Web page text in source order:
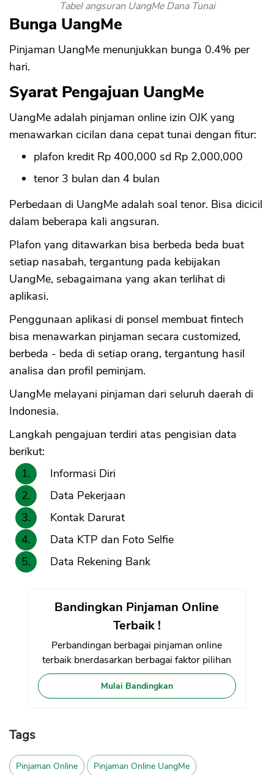
Tabel angsuran UangMe Dana Tunai
Bunga UangMe
Pinjaman UangMe menunjukkan bunga 0.4% per
hari.
Syarat Pengajuan UangMe
UangMe adalah pinjaman online izin OJK yang
menawarkan cicilan dana cepat tunai dengan fitur:
plafon kredit Rp 400,000 sd Rp 2,000,000
tenor 3 bulan dan 4 bulan
Perbedaan di UangMe adalah soal tenor. Bisa dicicil
dalam beberapa kali angsuran.
Plafon yang ditawarkan bisa berbeda beda buat
setiap nasabah, tergantung pada kebijakan
UangMe, sebagaimana yang akan terlihat di
aplikasi.
Penggunaan aplikasi di ponsel membuat fintech
bisa menawarkan pinjaman secara customized,
berbeda - beda di setiap orang, tergantung hasil
analisa dan profil peminjam.
UangMe melayani pinjaman dari seluruh daerah di
Indonesia.
Langkah pengajuan terdiri atas pengisian data
berikut:
Informasi Diri
Data Pekerjaan
Kontak Darurat
Data KTP dan Foto Selfie
Data Rekening Bank
Bandingkan Pinjaman Online
Terbaik !
Perbandingan berbagai pinjaman online
terbaik bnerdasarkan berbagai faktor pilihan
Mulai Bandingkan
Tags
Pinjaman Online Pinjaman Online UangMe
OK
CANCEL